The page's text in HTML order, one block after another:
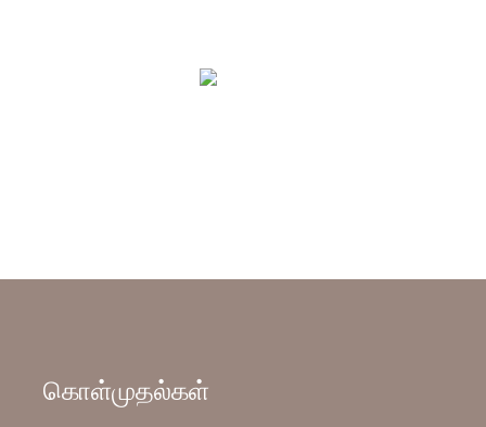
கொள்முதல்கள்